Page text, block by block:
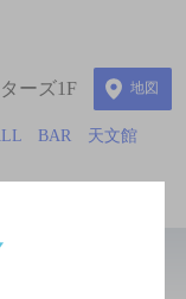
ーズ1F 地図
BAR 天文館